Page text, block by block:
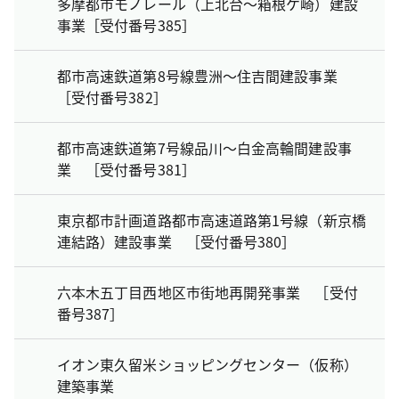
事業［受付番号385］
都市高速鉄道第8号線豊洲～住吉間建設事業
［受付番号382］
都市高速鉄道第7号線品川～白金高輪間建設事
業 ［受付番号381］
東京都市計画道路都市高速道路第1号線（新京橋
連結路）建設事業 ［受付番号380］
六本木五丁目西地区市街地再開発事業 ［受付
番号387］
イオン東久留米ショッピングセンター（仮称）
建築事業